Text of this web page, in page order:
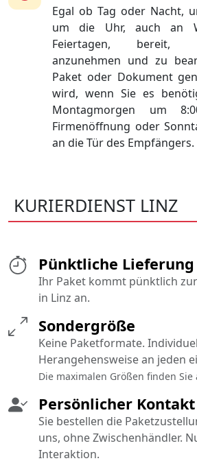
Egal ob Tag oder Nacht,
um die Uhr, auch an
Feiertagen, bereit,
anzunehmen und zu
Paket oder Dokument
wird, wenn Sie es
Montagmorgen um
Firmenöffnung oder
an die Tür des Empfängers.
KURIERDIENST LINZ
Pünktliche Lieferung
Ihr Paket kommt pünktlich
in Linz an.
Persönlicher Kontakt
Sie bestellen die
uns, ohne Zwischenhändler.
Interaktion.
Sondergröße
Keine Paketformate.
Herangehensweise an jeden
Die maximalen Größen finden